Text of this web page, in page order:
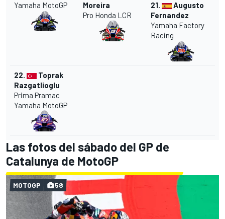
Yamaha MotoGP
Moreira
Pro Honda LCR
21.
Augusto
Fernandez
Yamaha Factory
Racing
22.
Toprak
Razgatlioglu
Prima Pramac
Yamaha MotoGP
Las fotos del sábado del GP de
Catalunya de MotoGP
MOTOGP 58